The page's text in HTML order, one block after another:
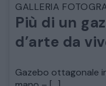
GALLERIA
Più di un
d’arte da
Gazebo ottagonale